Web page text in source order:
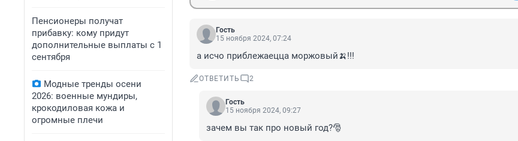
Пенсионеры получат
прибавку: кому придут
дополнительные выплаты с 1
сентября
Модные тренды осени
2026: военные мундиры,
крокодиловая кожа и
огромные плечи
Гость
15 ноября 2024, 07:24
а исчо приблежаецца моржовый🍌!!!
ОТВЕТИТЬ 2
Гость
15 ноября 2024, 09:27
зачем вы так про новый год?🎅